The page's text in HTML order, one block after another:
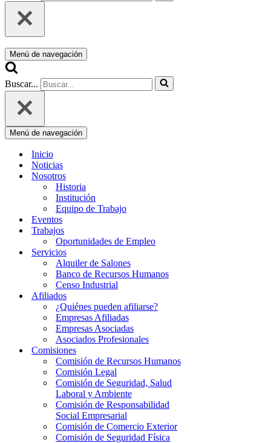
Menú de navegación
Buscar...
Menú de navegación
Inicio
Noticias
Nosotros
Historia
Institución
Equipo de Trabajo
Eventos
Trabajos
Oportunidades de Empleo
Servicios
Alquiler de Salones
Banco de Recursos Humanos
Censo Industrial
Afiliados
¿Quiénes pueden afiliarse?
Empresas Afiliadas
Empresas Asociadas
Asociados Profesionales
Comisiones
Comisión de Recursos Humanos
Comisión Legal
Comisión de Seguridad, Salud
Laboral y Ambiente
Comisión de Responsabilidad
Social Empresarial
Comisión de Comercio Exterior
Comisión de Seguridad Física